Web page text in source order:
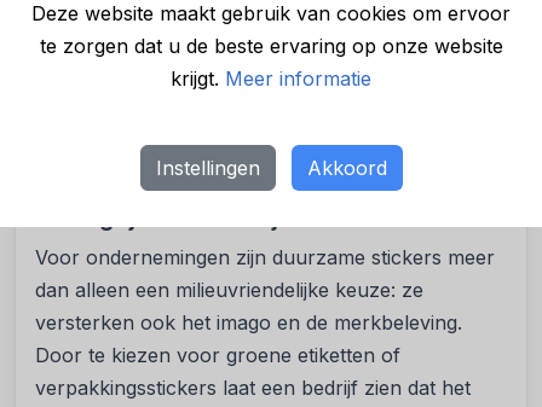
Deze website maakt gebruik van cookies om ervoor
te zorgen dat u de beste ervaring op onze website
krijgt. Meer informatie
Instellingen Akkoord
maken.
In een tijd waarin iedere keuze meetelt, laten
Samen plakken we voor een groenere wereld.
Voor ondernemingen zijn duurzame stickers meer
dan alleen een milieuvriendelijke keuze: ze
versterken ook het imago en de merkbeleving.
Door te kiezen voor groene etiketten of
verpakkingsstickers laat een bedrijf zien dat het